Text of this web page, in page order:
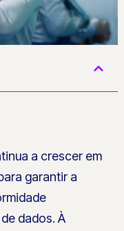
a crescer em
garantir a
dados. À